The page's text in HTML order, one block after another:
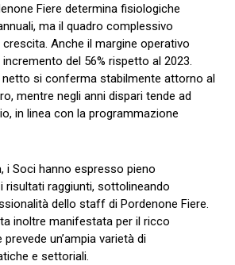
Fiere determina fisiologiche
ma il quadro complessivo
Anche il margine operativo
del 56% rispetto al 2023.
netto si conferma stabilmente attorno al
mentre negli anni dispari tende ad
in linea con la programmazione
i Soci hanno espresso pieno
risultati raggiunti, sottolineando
dello staff di Pordenone Fiere.
inoltre manifestata per il ricco
un’ampia varietà di
e settoriali.